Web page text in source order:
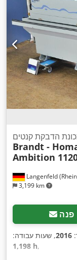
Langenfeld
3,199 km
הדבקת קנטים
Brandt -
Ambition
פנה
2016, שעות עבודה:
1,198 h,